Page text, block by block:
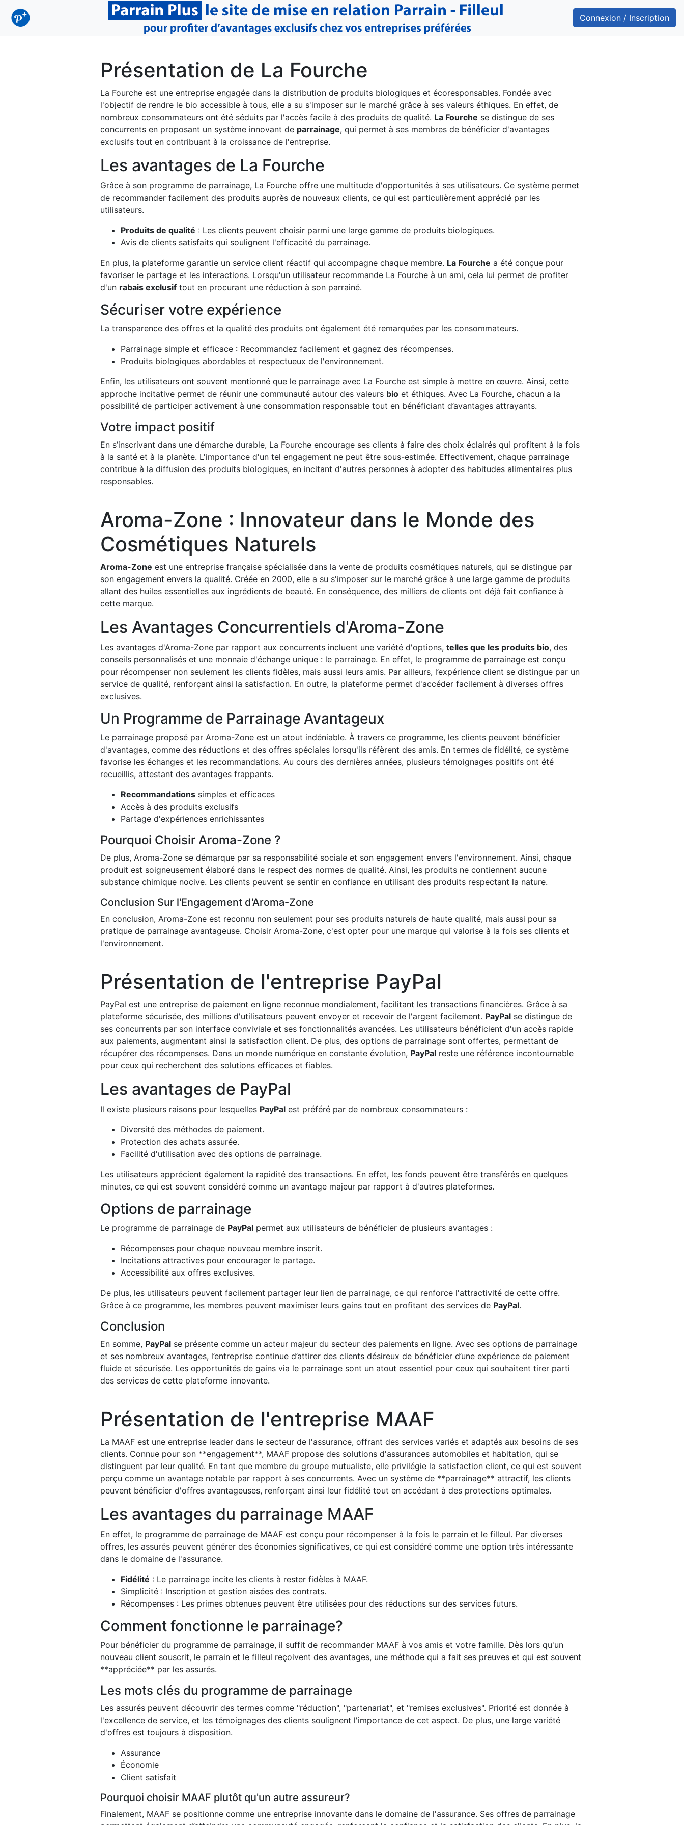
Connexion / Inscription
Présentation de La Fourche
La Fourche est une entreprise engagée dans la distribution de produits biologiques et écoresponsables. Fondée avec
l'objectif de rendre le bio accessible à tous, elle a su s'imposer sur le marché grâce à ses valeurs éthiques. En effet, de
nombreux consommateurs ont été séduits par l'accès facile à des produits de qualité. La Fourche se distingue de ses
concurrents en proposant un système innovant de parrainage, qui permet à ses membres de bénéficier d'avantages
exclusifs tout en contribuant à la croissance de l'entreprise.
Les avantages de La Fourche
Grâce à son programme de parrainage, La Fourche offre une multitude d'opportunités à ses utilisateurs. Ce système permet
de recommander facilement des produits auprès de nouveaux clients, ce qui est particulièrement apprécié par les
utilisateurs.
Produits de qualité : Les clients peuvent choisir parmi une large gamme de produits biologiques.
Avis de clients satisfaits qui soulignent l'efficacité du parrainage.
En plus, la plateforme garantie un service client réactif qui accompagne chaque membre. La Fourche a été conçue pour
favoriser le partage et les interactions. Lorsqu'un utilisateur recommande La Fourche à un ami, cela lui permet de profiter
d'un rabais exclusif tout en procurant une réduction à son parrainé.
Sécuriser votre expérience
La transparence des offres et la qualité des produits ont également été remarquées par les consommateurs.
Parrainage simple et efficace : Recommandez facilement et gagnez des récompenses.
Produits biologiques abordables et respectueux de l'environnement.
Enfin, les utilisateurs ont souvent mentionné que le parrainage avec La Fourche est simple à mettre en œuvre. Ainsi, cette
approche incitative permet de réunir une communauté autour des valeurs bio et éthiques. Avec La Fourche, chacun a la
possibilité de participer activement à une consommation responsable tout en bénéficiant d’avantages attrayants.
Votre impact positif
En s’inscrivant dans une démarche durable, La Fourche encourage ses clients à faire des choix éclairés qui profitent à la fois
à la santé et à la planète. L'importance d'un tel engagement ne peut être sous-estimée. Effectivement, chaque parrainage
contribue à la diffusion des produits biologiques, en incitant d'autres personnes à adopter des habitudes alimentaires plus
responsables.
Aroma-Zone : Innovateur dans le Monde des
Cosmétiques Naturels
Aroma-Zone est une entreprise française spécialisée dans la vente de produits cosmétiques naturels, qui se distingue par
son engagement envers la qualité. Créée en 2000, elle a su s'imposer sur le marché grâce à une large gamme de produits
allant des huiles essentielles aux ingrédients de beauté. En conséquence, des milliers de clients ont déjà fait confiance à
cette marque.
Les Avantages Concurrentiels d'Aroma-Zone
Les avantages d'Aroma-Zone par rapport aux concurrents incluent une variété d'options, telles que les produits bio, des
conseils personnalisés et une monnaie d'échange unique : le parrainage. En effet, le programme de parrainage est conçu
pour récompenser non seulement les clients fidèles, mais aussi leurs amis. Par ailleurs, l’expérience client se distingue par un
service de qualité, renforçant ainsi la satisfaction. En outre, la plateforme permet d'accéder facilement à diverses offres
exclusives.
Un Programme de Parrainage Avantageux
Le parrainage proposé par Aroma-Zone est un atout indéniable. À travers ce programme, les clients peuvent bénéficier
d'avantages, comme des réductions et des offres spéciales lorsqu'ils réfèrent des amis. En termes de fidélité, ce système
favorise les échanges et les recommandations. Au cours des dernières années, plusieurs témoignages positifs ont été
recueillis, attestant des avantages frappants.
Recommandations simples et efficaces
Accès à des produits exclusifs
Partage d'expériences enrichissantes
Pourquoi Choisir Aroma-Zone ?
De plus, Aroma-Zone se démarque par sa responsabilité sociale et son engagement envers l'environnement. Ainsi, chaque
produit est soigneusement élaboré dans le respect des normes de qualité. Ainsi, les produits ne contiennent aucune
substance chimique nocive. Les clients peuvent se sentir en confiance en utilisant des produits respectant la nature.
Conclusion Sur l'Engagement d'Aroma-Zone
En conclusion, Aroma-Zone est reconnu non seulement pour ses produits naturels de haute qualité, mais aussi pour sa
pratique de parrainage avantageuse. Choisir Aroma-Zone, c'est opter pour une marque qui valorise à la fois ses clients et
l'environnement.
Présentation de l'entreprise PayPal
PayPal est une entreprise de paiement en ligne reconnue mondialement, facilitant les transactions financières. Grâce à sa
plateforme sécurisée, des millions d'utilisateurs peuvent envoyer et recevoir de l'argent facilement. PayPal se distingue de
ses concurrents par son interface conviviale et ses fonctionnalités avancées. Les utilisateurs bénéficient d'un accès rapide
aux paiements, augmentant ainsi la satisfaction client. De plus, des options de parrainage sont offertes, permettant de
récupérer des récompenses. Dans un monde numérique en constante évolution, PayPal reste une référence incontournable
pour ceux qui recherchent des solutions efficaces et fiables.
Les avantages de PayPal
Il existe plusieurs raisons pour lesquelles PayPal est préféré par de nombreux consommateurs :
Diversité des méthodes de paiement.
Protection des achats assurée.
Facilité d'utilisation avec des options de parrainage.
Les utilisateurs apprécient également la rapidité des transactions. En effet, les fonds peuvent être transférés en quelques
minutes, ce qui est souvent considéré comme un avantage majeur par rapport à d'autres plateformes.
Options de parrainage
Le programme de parrainage de PayPal permet aux utilisateurs de bénéficier de plusieurs avantages :
Récompenses pour chaque nouveau membre inscrit.
Incitations attractives pour encourager le partage.
Accessibilité aux offres exclusives.
De plus, les utilisateurs peuvent facilement partager leur lien de parrainage, ce qui renforce l'attractivité de cette offre.
Grâce à ce programme, les membres peuvent maximiser leurs gains tout en profitant des services de PayPal.
Conclusion
En somme, PayPal se présente comme un acteur majeur du secteur des paiements en ligne. Avec ses options de parrainage
et ses nombreux avantages, l’entreprise continue d’attirer des clients désireux de bénéficier d’une expérience de paiement
fluide et sécurisée. Les opportunités de gains via le parrainage sont un atout essentiel pour ceux qui souhaitent tirer parti
des services de cette plateforme innovante.
Présentation de l'entreprise MAAF
La MAAF est une entreprise leader dans le secteur de l'assurance, offrant des services variés et adaptés aux besoins de ses
clients. Connue pour son **engagement**, MAAF propose des solutions d'assurances automobiles et habitation, qui se
distinguent par leur qualité. En tant que membre du groupe mutualiste, elle privilégie la satisfaction client, ce qui est souvent
perçu comme un avantage notable par rapport à ses concurrents. Avec un système de **parrainage** attractif, les clients
peuvent bénéficier d'offres avantageuses, renforçant ainsi leur fidélité tout en accédant à des protections optimales.
Les avantages du parrainage MAAF
En effet, le programme de parrainage de MAAF est conçu pour récompenser à la fois le parrain et le filleul. Par diverses
offres, les assurés peuvent générer des économies significatives, ce qui est considéré comme une option très intéressante
dans le domaine de l'assurance.
Fidélité : Le parrainage incite les clients à rester fidèles à MAAF.
Simplicité : Inscription et gestion aisées des contrats.
Récompenses : Les primes obtenues peuvent être utilisées pour des réductions sur des services futurs.
Comment fonctionne le parrainage?
Pour bénéficier du programme de parrainage, il suffit de recommander MAAF à vos amis et votre famille. Dès lors qu'un
nouveau client souscrit, le parrain et le filleul reçoivent des avantages, une méthode qui a fait ses preuves et qui est souvent
**appréciée** par les assurés.
Les mots clés du programme de parrainage
Les assurés peuvent découvrir des termes comme "réduction", "partenariat", et "remises exclusives". Priorité est donnée à
l'excellence de service, et les témoignages des clients soulignent l'importance de cet aspect. De plus, une large variété
d'offres est toujours à disposition.
Assurance
Économie
Client satisfait
Pourquoi choisir MAAF plutôt qu'un autre assureur?
Finalement, MAAF se positionne comme une entreprise innovante dans le domaine de l'assurance. Ses offres de parrainage